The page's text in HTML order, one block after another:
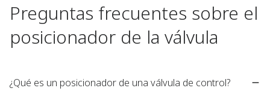
Preguntas frecuentes sobre el
posicionador de la válvula
¿Qué es un posicionador de una válvula de control?